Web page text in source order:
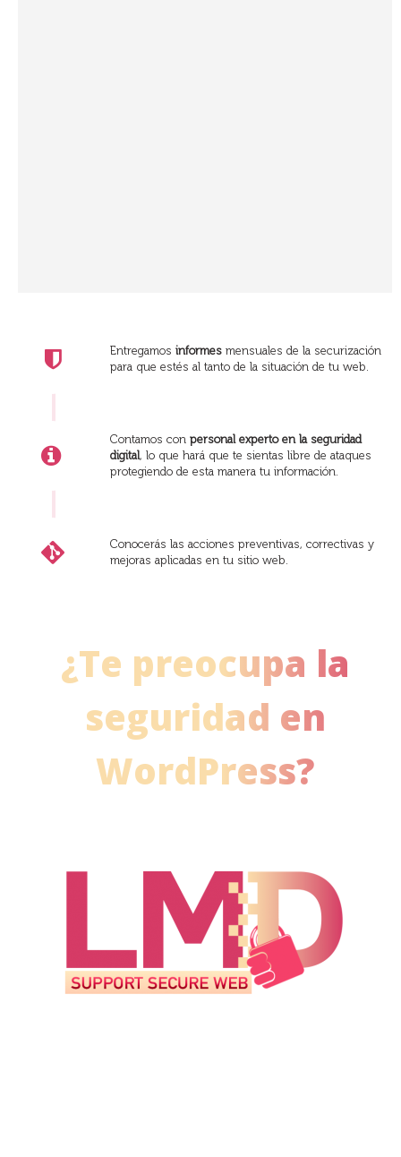
Entregamos informes mensuales de la securización
para que estés al tanto de la situación de tu web.
Contamos con personal experto en la seguridad
digital, lo que hará que te sientas libre de ataques
protegiendo de esta manera tu información.
Conocerás las acciones preventivas, correctivas y
mejoras aplicadas en tu sitio web.
¿Te preocupa la
seguridad en
WordPress?